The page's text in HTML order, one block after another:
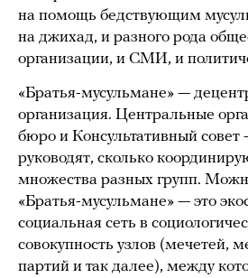
на помощь бедствующим
на джихад, и разного рода
организации, и СМИ, и
«Братья-мусульмане» —
организация. Центральные
бюро и Консультативный совет
руководят, сколько
множества разных групп.
«Братья-мусульмане» — это
социальная сеть в
совокупность узлов (мечетей,
партий и так далее), между